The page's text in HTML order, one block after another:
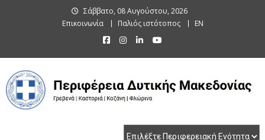
Σάββατο, 08 Αυγούστου, 2026
Επικοινωνία
Παλιός ιστότοπος EN